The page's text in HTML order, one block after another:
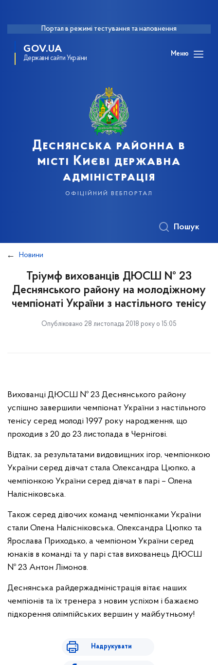
Портал в режимі тестування та наповнення
GOV.UA
Державні сайти України
Меню
Деснянська районна в
місті Києві державна
адміністрація
офіційний вебпортал
Пошук
Новини
Тріумф вихованців ДЮСШ № 23
Деснянського району на молодіжному
чемпіонаті України з настільного тенісу
Опубліковано 28 листопада 2018 року о 15:05
Вихованці ДЮСШ № 23 Деснянського району
успішно завершили чемпіонат України з настільного
тенісу серед молоді 1997 року народження, що
проходив з 20 до 23 листопада в Чернігові.
Відтак, за результатами видовищних ігор, чемпіонкою
України серед дівчат стала Олександра Цюпко, а
чемпіонкою України серед дівчат в парі – Олена
Налісніковська.
Також серед дівочих команд чемпіонками України
стали Олена Налісніковська, Олександра Цюпко та
Ярослава Приходько, а чемпіоном України серед
юнаків в команді та у парі став вихованець ДЮСШ
№ 23 Антон Лімонов.
Деснянська райдержадміністрація вітає наших
чемпіонів та їх тренера з новим успіхом і бажаємо
підкорення олімпійських вершин у майбутньому!
Надрукувати